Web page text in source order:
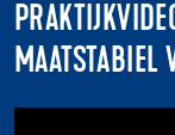
MAATSTABIEL